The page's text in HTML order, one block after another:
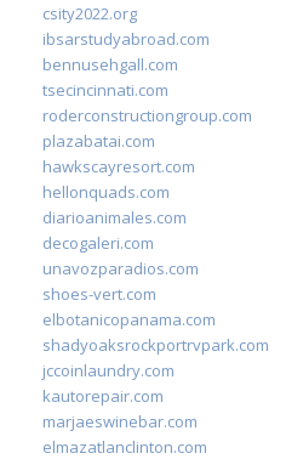
csity2022.org
ibsarstudyabroad.com
bennusehgall.com
tsecincinnati.com
roderconstructiongroup.com
plazabatai.com
hawkscayresort.com
hellonquads.com
diarioanimales.com
decogaleri.com
unavozparadios.com
shoes-vert.com
elbotanicopanama.com
shadyoaksrockportrvpark.com
jccoinlaundry.com
kautorepair.com
marjaeswinebar.com
elmazatlanclinton.com